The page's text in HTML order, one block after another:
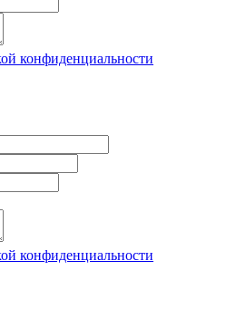
конфиденциальности
конфиденциальности